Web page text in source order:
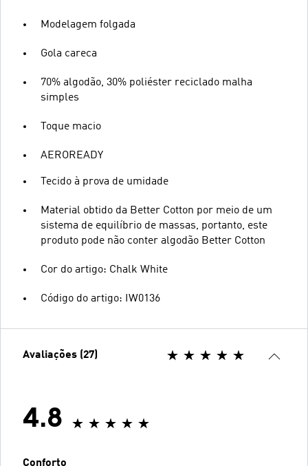
Modelagem folgada
Gola careca
70% algodão, 30% poliéster reciclado malha
simples
Toque macio
AEROREADY
Tecido à prova de umidade
Material obtido da Better Cotton por meio de um
sistema de equilíbrio de massas, portanto, este
produto pode não conter algodão Better Cotton
Cor do artigo: Chalk White
Código do artigo: IW0136
Avaliações (27)
4.8
Conforto